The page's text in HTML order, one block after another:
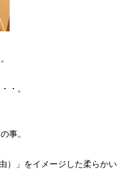
・。
事。
）」をイメージした柔らかい